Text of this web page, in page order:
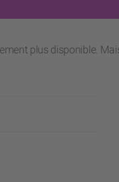
plus disponible.